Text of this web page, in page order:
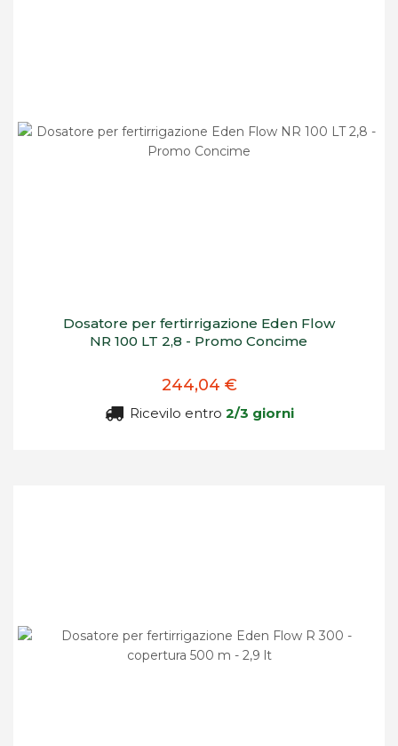
Dosatore per fertirrigazione Eden Flow
NR 100 LT 2,8 - Promo Concime
244,04 €
Ricevilo entro 2/3 giorni